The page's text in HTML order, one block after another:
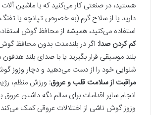
هستید، در صنعتی کار می‌کنید که با ماشین
دارید یا از سلاح گرم (به خصوص تپانچه یا
استفاده می‌کنید، همیشه از محافظ گوش
کم کردن صدا: اگر در بلندمدت بدون محافظ
بلند موسیقی قرار بگیرید یا با صدای بلند
شنوایی خود را از دست می‌دهید و دچار وزوز
مراقبت از سلامت قلب و عروق: ورزش منظم،
انجام سایر اقدامات برای سالم نگه داشتن عروق
وزوز گوش ناشی از اختلالات عروقی کمک